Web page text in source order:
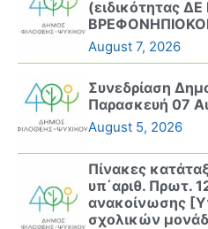
(ειδικότητας
August 7, 2026
Συνεδρίαση
Παρασκευή 07
August 5, 2026
Πίνακες
υπ΄αριθ. Πρωτ.
ανακοίνωσης
σχολικών